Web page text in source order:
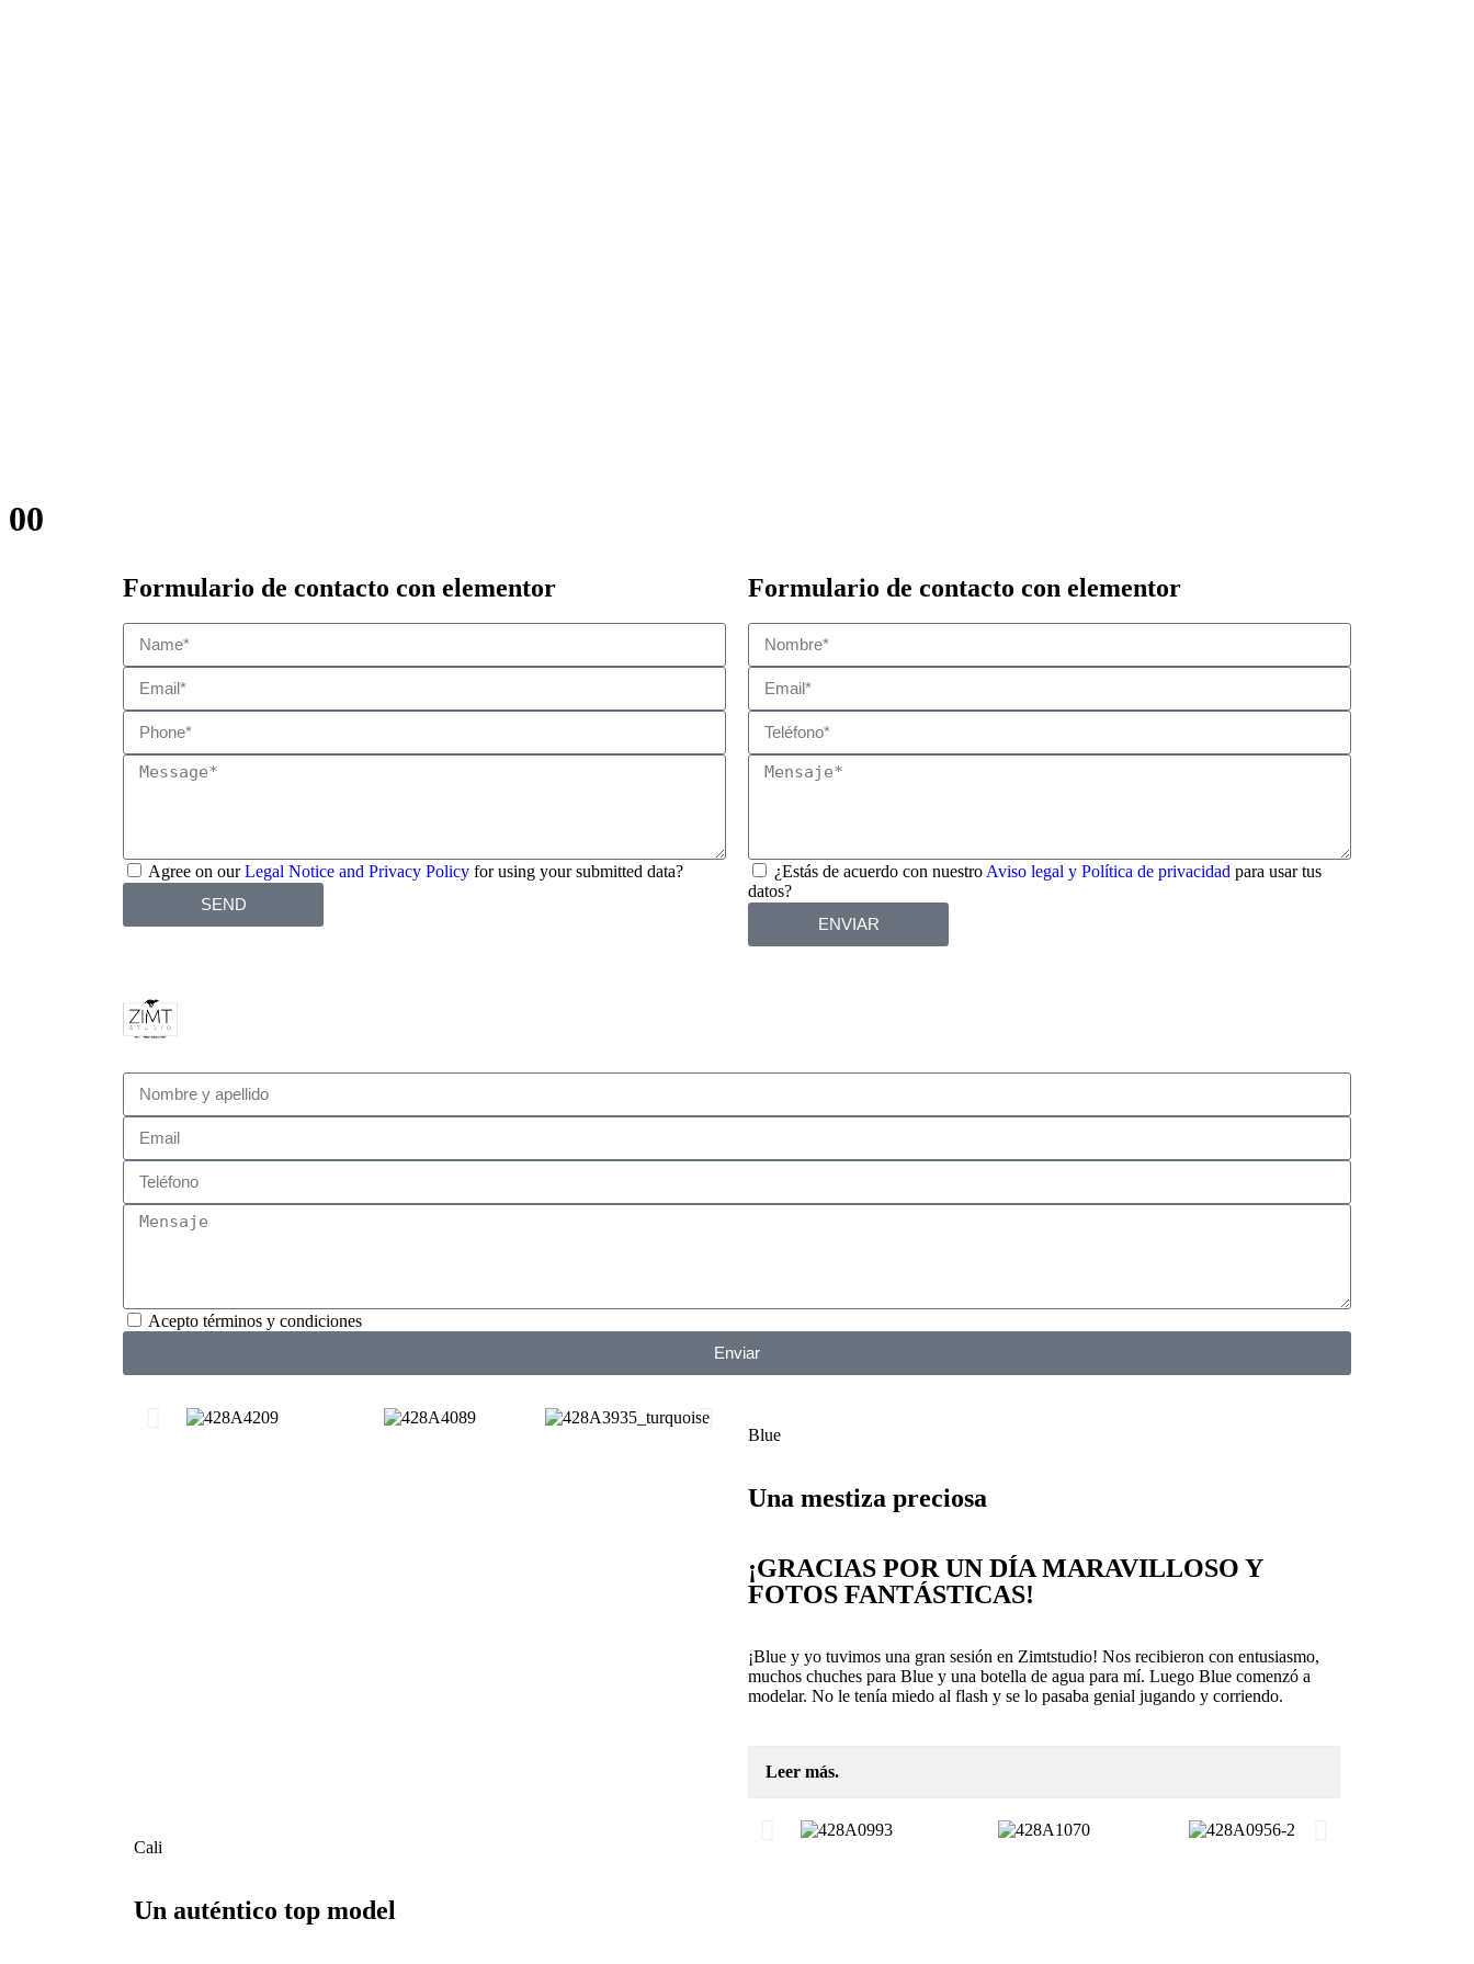
00
Formulario de contacto con elementor
Agree on ourLegal Notice and Privacy Policy for using your submitted data?
SEND
Formulario de contacto con elementor
¿Estás de acuerdo con nuestro Aviso legal y Política de privacidad para usar tus
datos?
ENVIAR
Acepto términos y condiciones
Enviar
Blue
Una mestiza preciosa
¡GRACIAS POR UN DÍA MARAVILLOSO Y
FOTOS FANTÁSTICAS!
¡Blue y yo tuvimos una gran sesión en Zimtstudio! Nos recibieron con entusiasmo,
muchos chuches para Blue y una botella de agua para mí. Luego Blue comenzó a
modelar. No le tenía miedo al flash y se lo pasaba genial jugando y corriendo.
Leer más.
Cali
Un auténtico top model